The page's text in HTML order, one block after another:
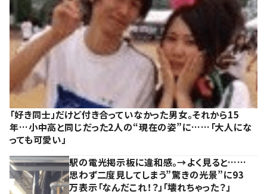
「好き同士」だけど付き合っていなかった男女。それから15
年…小中高と同じだった2人の“現在の姿”に……「大人にな
っても可愛い」
駅の電光掲示板に違和感。→よく見ると……
思わず二度見してしまう”驚きの光景”に93
万表示「なんだこれ！？」「壊れちゃった？」